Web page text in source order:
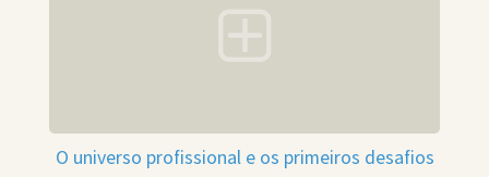
O universo profissional e os primeiros desafios